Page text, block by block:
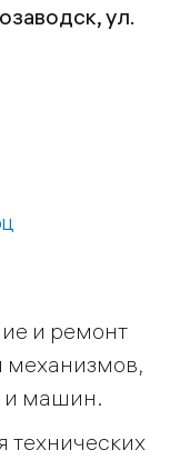
ул.
и ремонт
механизмов,
и машин.
технических